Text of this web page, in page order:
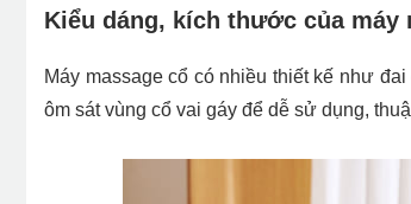
Kiểu dáng, kích thước của máy
Máy massage cổ có nhiều thiết kế như
ôm sát vùng cổ vai gáy để dễ sử dụng,